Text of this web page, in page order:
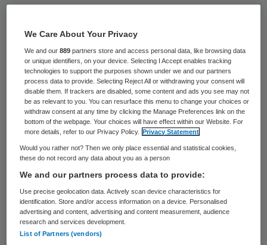
zorgverzekeraar Zilveren Kruis een regeling
getroffen over de vergoeding van de
vervoerskosten die patiënten en hun
bezoekers moeten maken ten gevolge van
het faillissement van de
IJsselmeerziekenhuizen.
Seniorenorganisatie KBO-PCOB en de
samenwerkende ouderenorganisaties in
Lelystad (OSOL) zijn blij met deze regeling
voor patiënten en hun bezoekers. De
compensatieregeling is tot stand gekomen
We Care About Your Privacy
We and our889 partners store and access personal data, like browsing data
or unique identifiers, on your device. Selecting I Accept enables tracking
technologies to support the purposes shown under we and our partners
process data to provide. Selecting Reject All or withdrawing your consent will
disable them. If trackers are disabled, some content and ads you see may not
be as relevant to you. You can resurface this menu to change your choices or
withdraw consent at any time by clicking the Manage Preferences link on the
bottom of the webpage. Your choices will have effect within our Website. For
more details, refer to our Privacy Policy.
Privacy Statement
Would you rather not? Then we only place essential and statistical cookies,
these do not record any data about you as a person
We and our partners process data to provide:
Use precise geolocation data. Actively scan device characteristics for
identification. Store and/or access information on a device. Personalised
advertising and content, advertising and content measurement, audience
research and services development.
List of Partners (vendors)